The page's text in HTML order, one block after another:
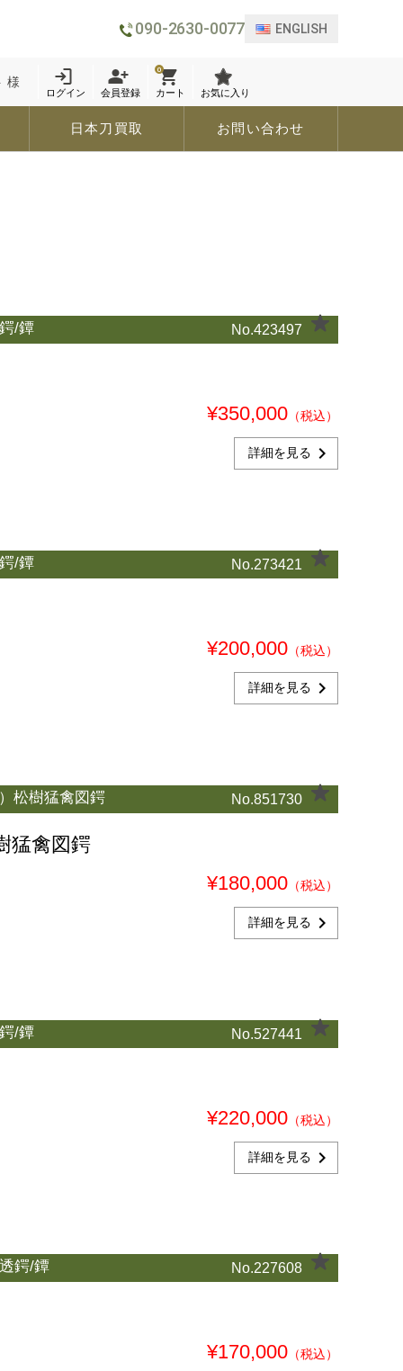
090-2630-0077 ENGLISH
様
ログイン 会員登録
0
カート お気に入り
日本刀買取 お問い合わせ
/鐔 No.423497
¥350,000 （税込）
詳細を見る chevron_right
/鐔 No.273421
¥200,000 （税込）
詳細を見る chevron_right
松樹猛禽図鍔 No.851730
猛禽図鍔
¥180,000 （税込）
詳細を見る chevron_right
/鐔 No.527441
¥220,000 （税込）
詳細を見る chevron_right
鍔/鐔 No.227608
¥170,000 （税込）